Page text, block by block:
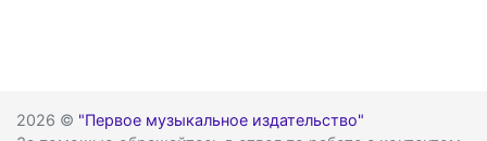
2026 © "Первое музыкальное издательство"